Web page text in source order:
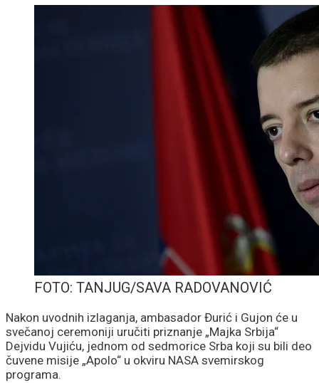
FOTO: TANJUG/SAVA RADOVANOVIĆ
Nakon uvodnih izlaganja, ambasador Đurić i Gujon će u
svečanoj ceremoniji uručiti priznanje „Majka Srbija“
Dejvidu Vujiću, jednom od sedmorice Srba koji su bili deo
čuvene misije „Apolo“ u okviru NASA svemirskog
programa.